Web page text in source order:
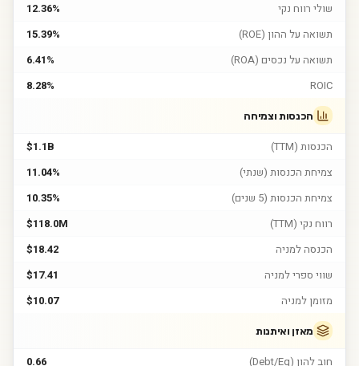
שולי רווח נקי
12.36%
תשואה על ההון (ROE)
15.39%
תשואה על נכסים (ROA)
6.41%
ROIC
8.28%
הכנסות וצמיחה
הכנסות (TTM)
$1.1B
צמיחת הכנסות (שנתי)
11.04%
צמיחת הכנסות (5 שנים)
10.35%
רווח נקי (TTM)
$118.0M
הכנסה למניה
$18.42
שווי ספרי למניה
$17.41
מזומן למניה
$10.07
מאזן ואיתנות
חוב להון (Debt/Eq)
0.66